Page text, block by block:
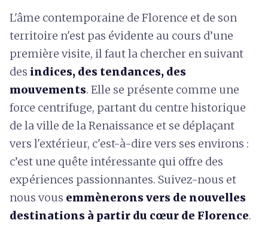
L'âme contemporaine de Florence et de son
territoire n'est pas évidente au cours d’une
première visite, il faut la chercher en suivant
des indices, des tendances, des
mouvements. Elle se présente comme une
force centrifuge, partant du centre historique
de la ville de la Renaissance et se déplaçant
vers l'extérieur, c'est-à-dire vers ses environs :
c’est une quête intéressante qui offre des
expériences passionnantes. Suivez-nous et
nous vous emmènerons vers de nouvelles
destinations à partir du cœur de Florence.